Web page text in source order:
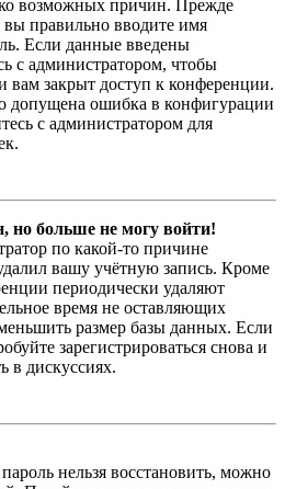
возможных причин. Прежде
вы правильно вводите имя
Если данные введены
с администратором, чтобы
вам закрыт доступ к конференции.
допущена ошибка в конфигурации
с администратором для
но больше не могу войти!
по какой-то причине
вашу учётную запись. Кроме
периодически удаляют
время не оставляющих
размер базы данных. Если
зарегистрироваться снова и
в дискуссиях.
нельзя восстановить, можно